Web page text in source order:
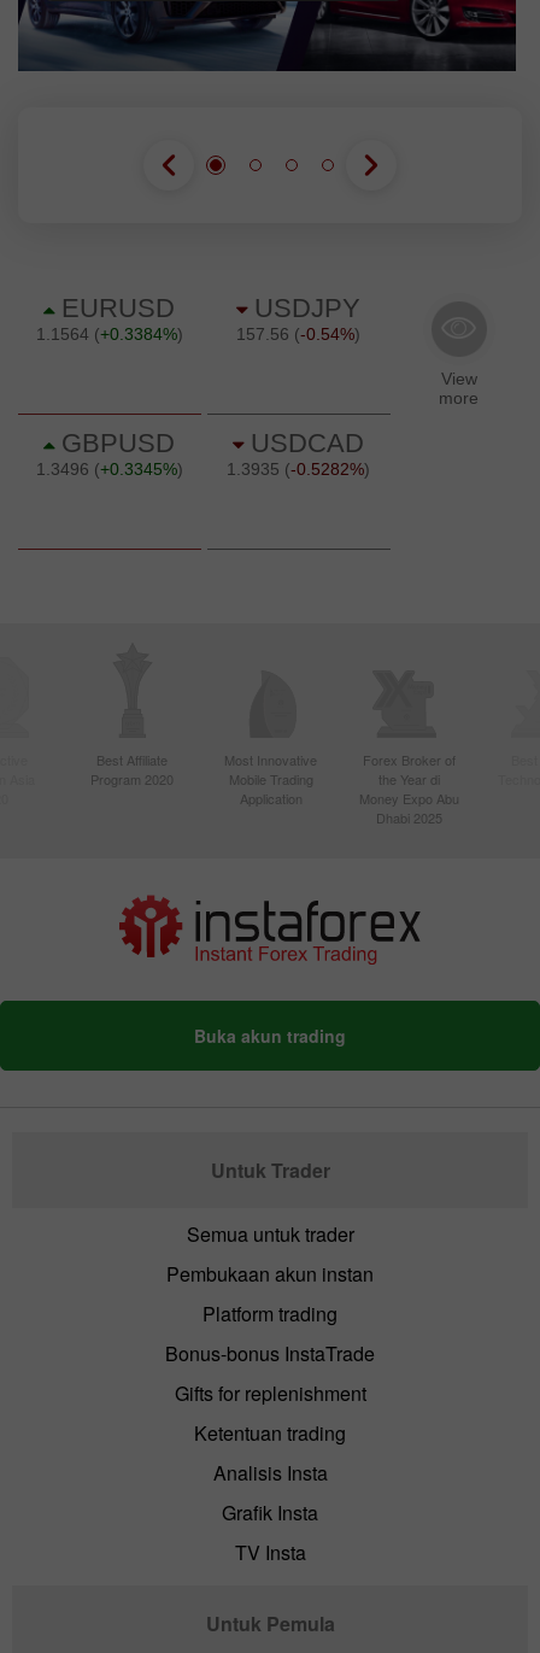
GABUNG KONTES
Best Affiliate
Program 2020
Most Innovative
Mobile Trading
Application
Forex Broker of
the Year di
Money Expo Abu
Dhabi 2025
Buka akun trading
Untuk Trader
Semua untuk trader
Pembukaan akun instan
Platform trading
Bonus-bonus InstaTrade
Gifts for replenishment
Ketentuan trading
Analisis Insta
Grafik Insta
TV Insta
Untuk Pemula